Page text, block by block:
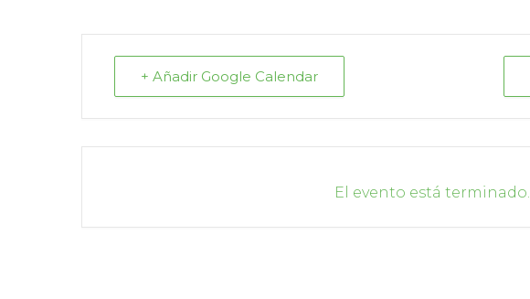
+ Añadir Google Calendar
El evento está terminado.